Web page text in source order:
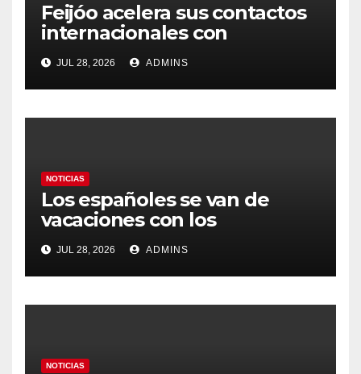
Feijóo acelera sus contactos
internacionales con
Latinoamérica como socio
prioritario en su agenda de
gobierno
JUL 28, 2026 ADMINS
NOTICIAS
Los españoles se van de
vacaciones con los
carburantes hasta un 21%
más caros que el año pasado
y los hoteles disparados
JUL 28, 2026 ADMINS
NOTICIAS